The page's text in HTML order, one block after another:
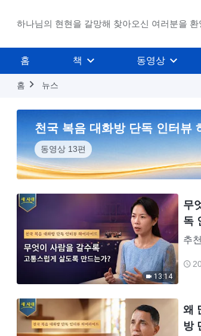
하나님의 현현을 갈망해 찾아오신 여러분을 환
홈 책 동영상
홈 뉴스
천국 복음 대화방 단독 인터뷰
동영상 13편
13:14
무
독
추
니
왜
방